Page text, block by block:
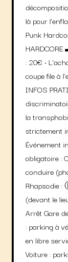
là pour
Punk
: 20€ •
coupe file
INFOS
la
strictement
Événement
obligatoire :
conduire
Rhapsodie
(devant le
Arrêt Gare
: parking à
en libre
Voiture :